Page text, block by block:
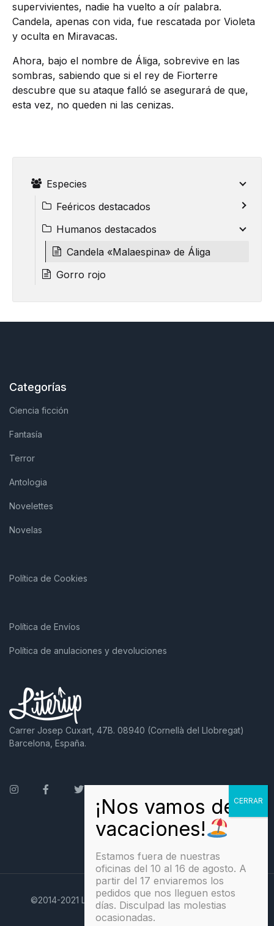
supervivientes, nadie ha vuelto a oír palabra.
Candela, apenas con vida, fue rescatada por Violeta
y oculta en Miravacas.
Ahora, bajo el nombre de Áliga, sobrevive en las
sombras, sabiendo que si el rey de Fiorterre
descubre que su ataque falló se asegurará de que,
esta vez, no queden ni las cenizas.
Especies
Feéricos destacados
Humanos destacados
Candela «Malaespina» de Áliga
Gorro rojo
Categorías
Ciencia ficción
Fantasía
Terror
Antologia
Novelettes
Novelas
Política de Cookies
Política de Envíos
Política de anulaciones y devoluciones
Carrer Josep Cuxart, 47B. 08940 (Cornellà del Llobregat)
Barcelona, España.
InstagramFacebookTwitter
©2014-2021 Literup. Todos los derechos reservados
Estamos fuera de nuestras
oficinas del 10 al 16 de agosto. A
partir del 17 enviaremos los
pedidos que nos lleguen estos
días. Disculpad las molestias
ocasionadas.